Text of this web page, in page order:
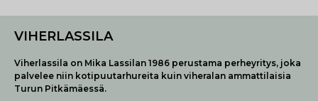
VIHERLASSILA
Viherlassila on Mika Lassilan 1986 perustama perheyritys, joka
palvelee niin kotipuutarhureita kuin viheralan ammattilaisia
Turun Pitkämäessä.